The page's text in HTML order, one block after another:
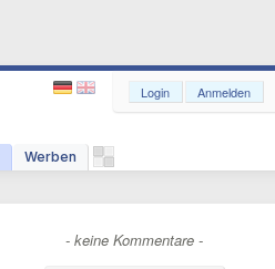
Werben
Login Anmelden
- keine Kommentare -